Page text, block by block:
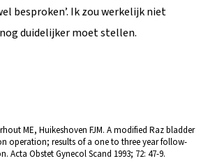
besproken’. Ik zou werkelijk niet
duidelijker moet stellen.
ME, Huikeshoven FJM. A modified Raz bladder
operation; results of a one to three year follow-
Acta Obstet Gynecol Scand 1993; 72: 47-9.